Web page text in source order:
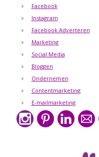
Facebook
Instagram
Facebook Adverteren
Marketing
Social Media
Bloggen
Ondernemen
Contentmarketing
E-mailmarketing